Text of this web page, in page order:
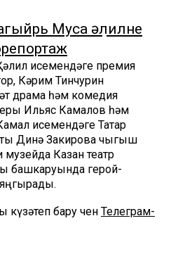
Муса Җәлилне
исемендәге премия
Кәрим Тинчурин
драма һәм комедия
Ильяс Камалов һәм
исемендәге Татар
Динә Закирова чыгыш
Казан театр
башкаруында герой-
бару өчен Телеграм-